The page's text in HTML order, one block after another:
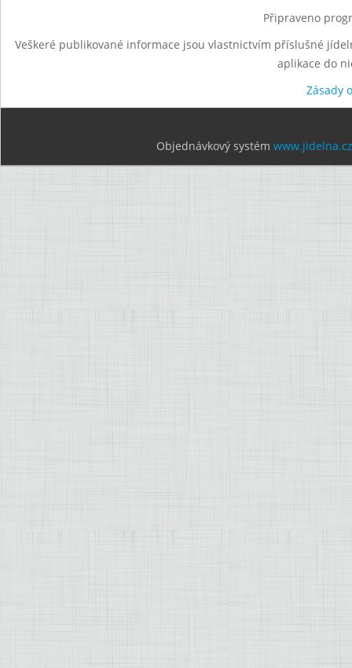
Připraveno
Veškeré publikované informace jsou vlastnictvím příslušné
aplikace do
Zásady
Objednávkový systém www.jidelna.cz